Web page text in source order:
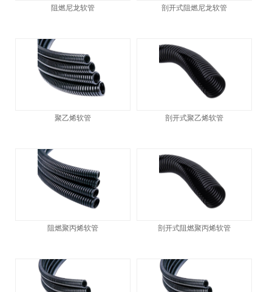
阻燃尼龙软管 剖开式阻燃尼龙软管
聚乙烯软管 剖开式聚乙烯软管
阻燃聚丙烯软管 剖开式阻燃聚丙烯软管